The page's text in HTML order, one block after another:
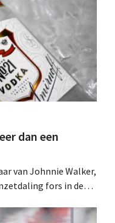
dan een
van Johnnie Walker,
fors in de